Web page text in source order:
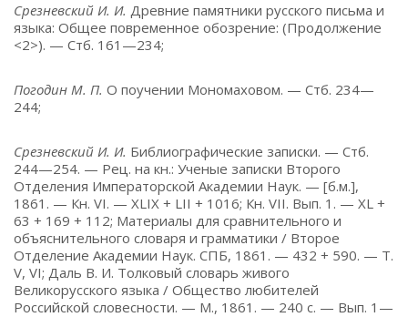
Срезневский И. И. Древние памятники русского письма и
языка: Общее повременное обозрение: (Продолжение
<2>). — Стб. 161—234;
Погодин М. П. О поучении Мономаховом. — Стб. 234—
244;
Срезневский И. И. Библиографические записки. — Стб.
244—254. — Рец. на кн.: Ученые записки Второго
Отделения Императорской Академии Наук. — [б.м.],
1861. — Кн. VI. — XLIX + LII + 1016; Кн. VII. Вып. 1. — XL +
63 + 169 + 112; Материалы для сравнительного и
объяснительного словаря и грамматики / Второе
Отделение Академии Наук. СПБ, 1861. — 432 + 590. — Т.
V, VI; Даль В. И. Толковый словарь живого
Великорусского языка / Общество любителей
Российской словесности. — М., 1861. — 240 с. — Вып. 1—